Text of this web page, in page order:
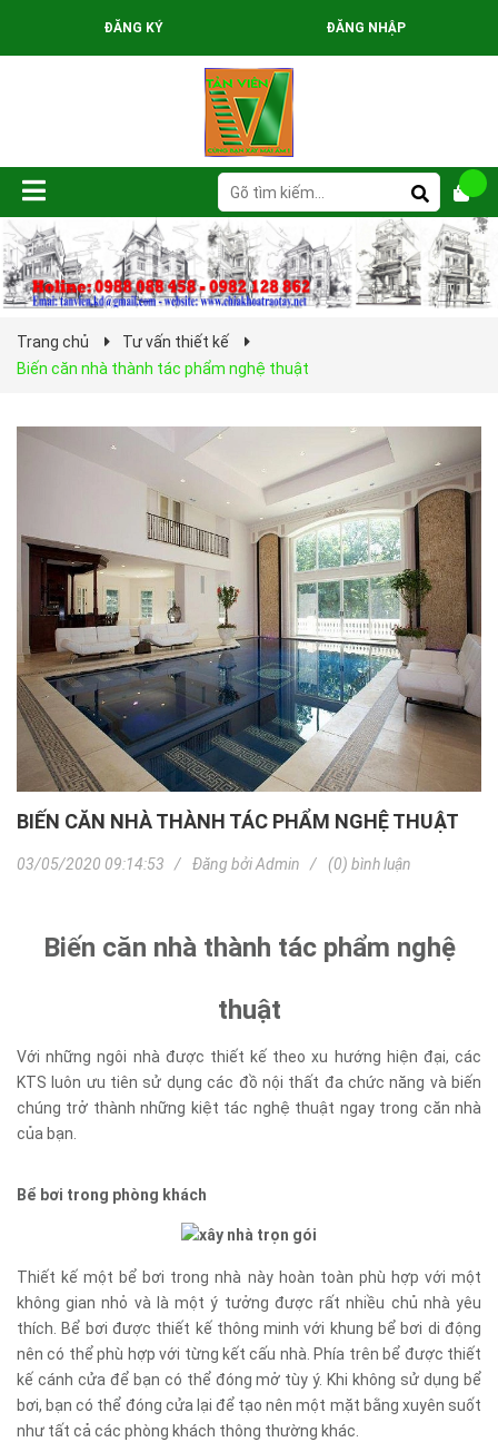
ĐĂNG KÝ ĐĂNG NHẬP
Trang chủ
Tư vấn thiết kế
Biến căn nhà thành tác phẩm nghệ thuật
BIẾN CĂN NHÀ THÀNH TÁC PHẨM NGHỆ THUẬT
03/05/2020 09:14:53 Đăng bởiAdmin (0) bình luận
Biến căn nhà thành tác phẩm nghệ
thuật
​Với những ngôi nhà được thiết kế theo xu hướng hiện đại, các
KTS luôn ưu tiên sử dụng các đồ nội thất đa chức năng và biến
chúng trở thành những kiệt tác nghệ thuật ngay trong căn nhà
của bạn.
Bể bơi trong phòng khách
Thiết kế một bể bơi trong nhà này hoàn toàn phù hợp với một
không gian nhỏ và là một ý tưởng được rất nhiều chủ nhà yêu
thích. Bể bơi được thiết kế thông minh với khung bể bơi di động
nên có thể phù hợp với từng kết cấu nhà. Phía trên bể được thiết
kế cánh cửa để bạn có thể đóng mở tùy ý. Khi không sử dụng bể
bơi, bạn có thể đóng cửa lại để tạo nên một mặt bằng xuyên suốt
như tất cả các phòng khách thông thường khác.